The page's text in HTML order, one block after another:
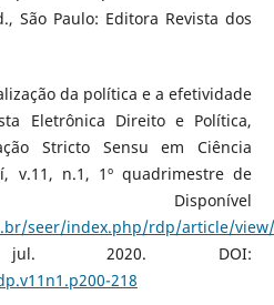
São Paulo: Editora Revista dos
da política e a efetividade
Eletrônica Direito e Política,
Stricto Sensu em Ciência
v.11, n.1, 1º quadrimestre de
seer/index.php/rdp/article/
2020. DOI:
218